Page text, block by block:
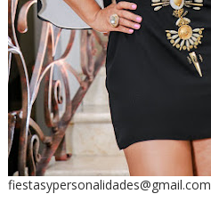
fiestasypersonalidades@gmail.com